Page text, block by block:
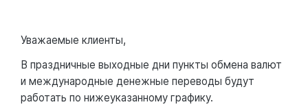
Уважаемые клиенты,
В праздничные выходные дни пункты обмена валют
и международные денежные переводы будут
работать по нижеуказанному графику.